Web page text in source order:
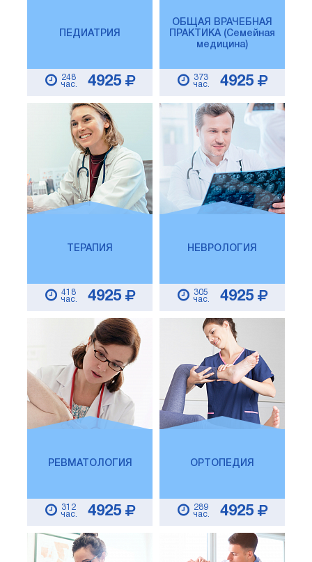
ПЕДИАТРИЯ
248
час.
4925
ОБЩАЯ ВРАЧЕБНАЯ
ПРАКТИКА (Семейная
медицина)
373
час.
4925
ТЕРАПИЯ
418
час.
4925
НЕВРОЛОГИЯ
305
час.
4925
РЕВМАТОЛОГИЯ
312
час.
4925
ОРТОПЕДИЯ
289
час.
4925